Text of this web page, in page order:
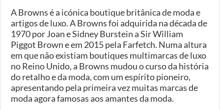
A Browns é a icónica boutique britânica de moda e
artigos de luxo. A Browns foi adquirida na década de
1970 por Joan e Sidney Burstein a Sir William
Piggot Brown e em 2015 pela Farfetch. Numa altura
em que não existiam boutiques multimarcas de luxo
no Reino Unido, a Browns mudou o curso da história
do retalho e da moda, com um espírito pioneiro,
apresentando pela primeira vez muitas marcas de
moda agora famosas aos amantes da moda.